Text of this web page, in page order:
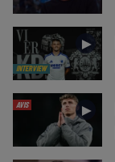
INTERVIEW
►
AVIS ►